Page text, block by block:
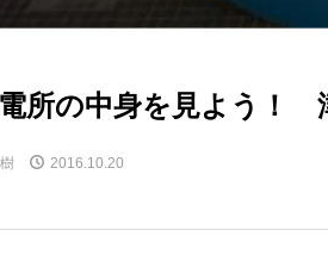
所の中身を見よう！
2016.10.20